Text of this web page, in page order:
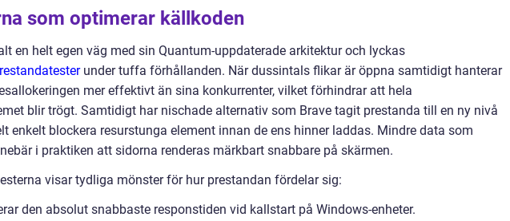
som optimerar källkoden
en helt egen väg med sin Quantum-uppdaterade arkitektur och lyckas
under tuffa förhållanden. När dussintals flikar är öppna samtidigt hanterar
mer effektivt än sina konkurrenter, vilket förhindrar att hela
blir trögt. Samtidigt har nischade alternativ som Brave tagit prestanda till en ny nivå
enkelt blockera resurstunga element innan de ens hinner laddas. Mindre data som
i praktiken att sidorna renderas märkbart snabbare på skärmen.
visar tydliga mönster för hur prestandan fördelar sig:
den absolut snabbaste responstiden vid kallstart på Windows-enheter.